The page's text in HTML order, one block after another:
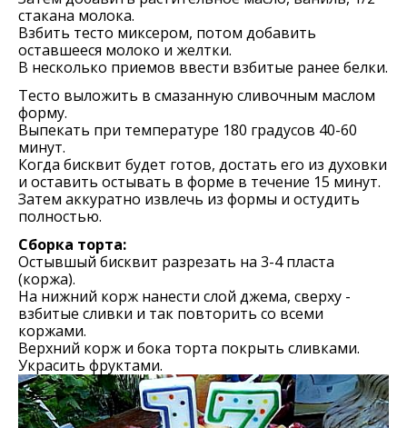
стакана молока.
Взбить тесто миксером, потом добавить
оставшееся молоко и желтки.
В несколько приемов ввести взбитые ранее белки.
Тесто выложить в смазанную сливочным маслом
форму.
Выпекать при температуре 180 градусов 40-60
минут.
Когда бисквит будет готов, достать его из духовки
и оставить остывать в форме в течение 15 минут.
Затем аккуратно извлечь из формы и остудить
полностью.
Сборка торта:
Остывшый бисквит разрезать на 3-4 пласта
(коржа).
На нижний корж нанести слой джема, сверху -
взбитые сливки и так повторить со всеми
коржами.
Верхний корж и бока торта покрыть сливками.
Украсить фруктами.